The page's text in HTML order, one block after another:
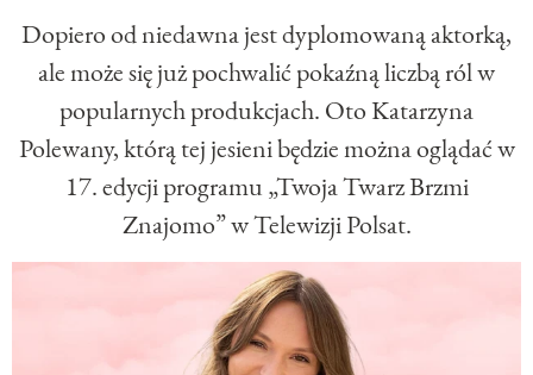
Dopiero od niedawna jest dyplomowaną aktorką,
ale może się już pochwalić pokaźną liczbą ról w
popularnych produkcjach. Oto Katarzyna
Polewany, którą tej jesieni będzie można oglądać w
17. edycji programu „Twoja Twarz Brzmi
Znajomo” w Telewizji Polsat.